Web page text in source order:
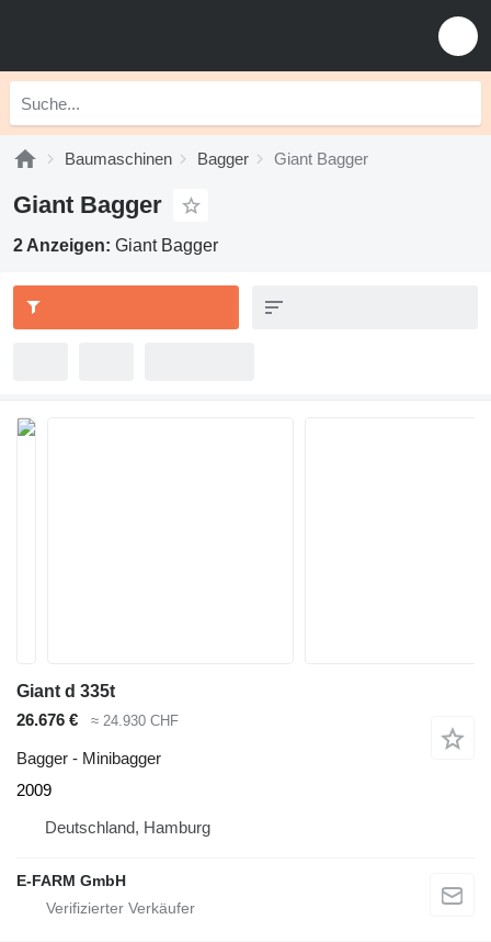
Baumaschinen Bagger Giant Bagger
Giant Bagger
2 Anzeigen: Giant Bagger
Giant d 335t
26.676 €
≈ 24.930 CHF
Bagger - Minibagger
2009
Deutschland, Hamburg
E-FARM GmbH